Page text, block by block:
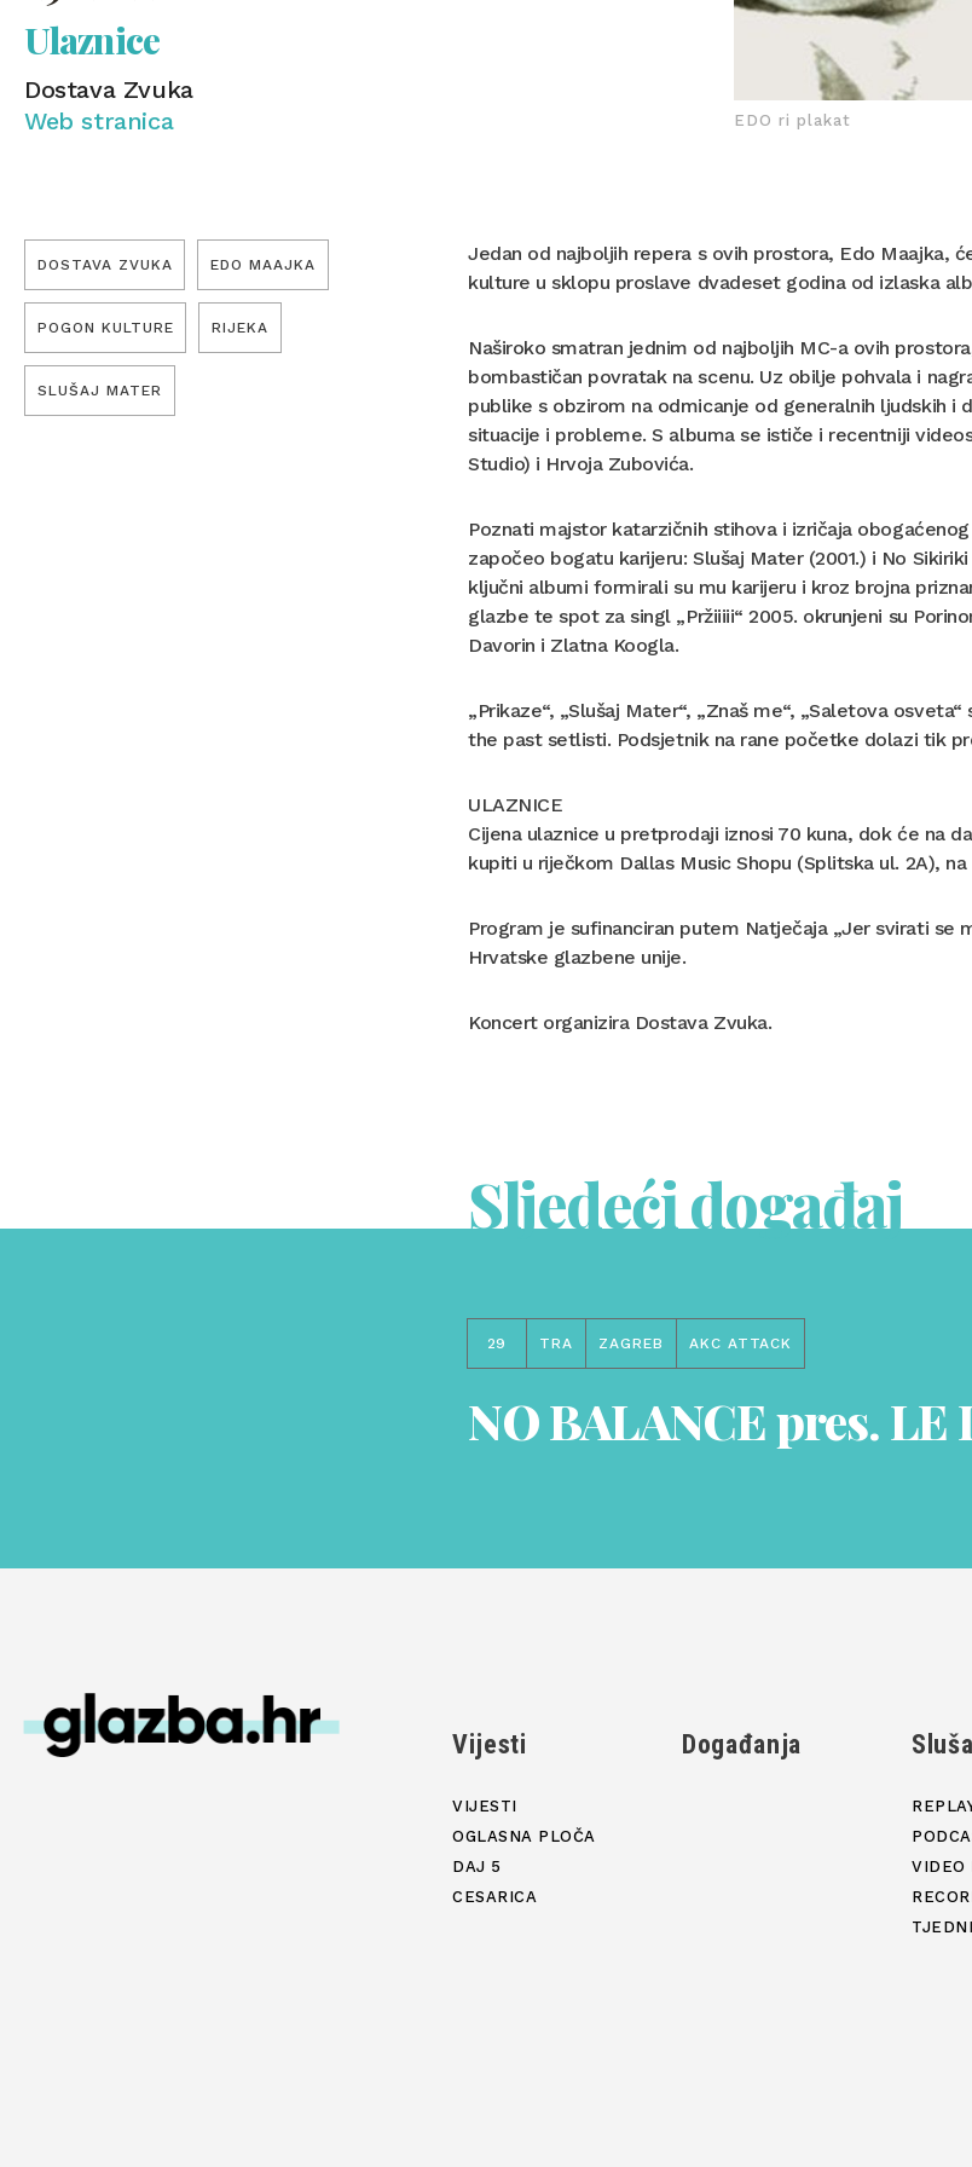
Ulaznice
Dostava Zvuka
Web stranica
EDO ri plakat
DOSTAVA ZVUKA EDO MAAJKA
POGON KULTURE RIJEKA
SLUŠAJ MATER
Jedan od najboljih repera s ovih prostora, Edo Maajka,
kulture u sklopu proslave dvadeset godina od izlaska
Naširoko smatran jednim od najboljih MC-a ovih
bombastičan povratak na scenu. Uz obilje pohvala i
publike s obzirom na odmicanje od generalnih ljudskih i
situacije i probleme. S albuma se ističe i recentniji
Studio) i Hrvoja Zubovića.
Poznati majstor katarzičnih stihova i izričaja
započeo bogatu karijeru: Slušaj Mater (2001.) i No
ključni albumi formirali su mu karijeru i kroz brojna
glazbe te spot za singl „Pržiiiii“ 2005. okrunjeni su
Davorin i Zlatna Koogla.
„Prikaze“, „Slušaj Mater“, „Znaš me“, „Saletova
the past setlisti. Podsjetnik na rane početke dolazi tik
ULAZNICE
Cijena ulaznice u pretprodaji iznosi 70 kuna, dok će na
kupiti u riječkom Dallas Music Shopu (Splitska ul. 2A),
Program je sufinanciran putem Natječaja „Jer svirati se
Hrvatske glazbene unije.
Koncert organizira Dostava Zvuka.
Sljedeći događaj
29 TRA ZAGREB AKC ATTACK
NO BALANCE pres. LE
Vijesti
VIJESTI
OGLASNA PLOČA
DAJ 5
CESARICA
Događanja
VIDEO